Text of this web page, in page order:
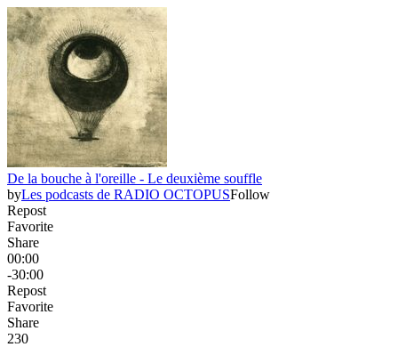
De la bouche à l'oreille - Le deuxième souffle
byLes podcasts de RADIO OCTOPUSFollow
Repost
Favorite
Share
00:00
-30:00
Repost
Favorite
Share
230